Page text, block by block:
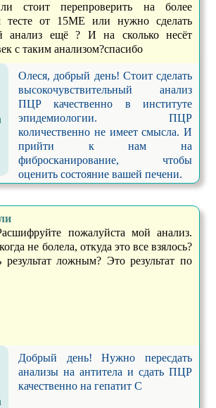
стоит перепроверить на более
тесте от 15ME или нужно сделать
анализ ещё ? И на сколько несёт
с таким анализом?спасибо
Олеся, добрый день! Стоит сделать
высокочувствительный анализ
ПЦР качественно в институте
эпидемиологии. ПЦР
количественно не имеет смысла. И
прийти к нам на
фибросканирование, чтобы
оценить состояние вашей печени.
пожалуйста мой анализ.
не болела, откуда это все взялось?
ложным? Это результат по
Добрый день! Нужно пересдать
анализы на антитела и сдать ПЦР
качественно на гепатит С